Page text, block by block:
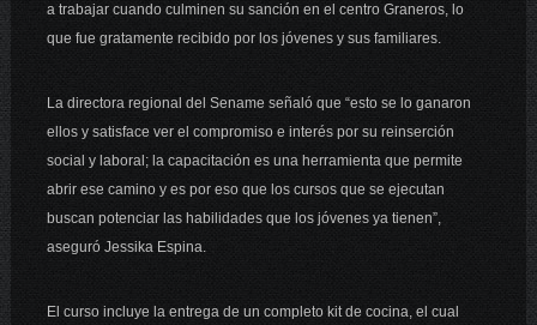
a trabajar cuando culminen su sanción en el centro Graneros, lo
que fue gratamente recibido por los jóvenes y sus familiares.
La directora regional del Sename señaló que “esto se lo ganaron
ellos y satisface ver el compromiso e interés por su reinserción
social y laboral; la capacitación es una herramienta que permite
abrir ese camino y es por eso que los cursos que se ejecutan
buscan potenciar las habilidades que los jóvenes ya tienen”,
aseguró Jessika Espina.
El curso incluye la entrega de un completo kit de cocina, el cual